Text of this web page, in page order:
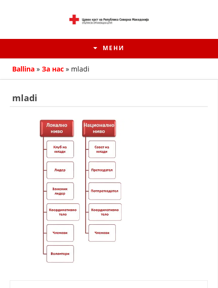
МЕНИ
ИСТОРИЈАТ НА ЦКРМ
ИСТОРИЈАТ НА ДВИЖЕЊЕТО
СТРУКТУРА НА ОРГАНИЗАЦИЈАТА
КОНТАКТ ИНФОРМАЦИИ
ЧЛЕНСТВО ВО ПРОФЕСИОНАЛНИ ТЕЛА
Ballina » За нас » mladi
mladi